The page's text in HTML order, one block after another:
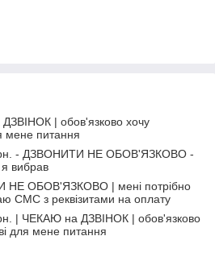
| обов'язково хочу
мене питання
грн. - ДЗВОНИТИ НЕ ОБОВ'ЯЗКОВО -
вибрав
НЕ ОБОВ'ЯЗКОВО | мені потрібно
СМС з реквізитами на оплату
| ЧЕКАЮ на ДЗВІНОК | обов'язково
для мене питання